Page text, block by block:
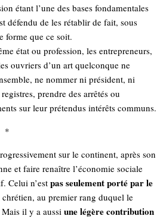
étant l’une des bases fondamentales
défendu de les rétablir de fait, sous
forme que ce soit.
état ou profession, les entrepreneurs,
ouvriers d’un art quelconque ne
ne nommer ni président, ni
prendre des arrêtés ou
sur leur prétendus intérêts communs.
*
sur le continent, après son
et faire renaître l’économie sociale
Celui n’est pas seulement porté par le
au premier rang duquel le
il y a aussi une légère contribution